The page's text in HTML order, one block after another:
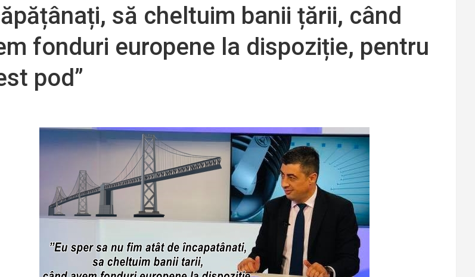
să cheltuim banii țării, când
fonduri europene la dispoziție, pentru
pod”